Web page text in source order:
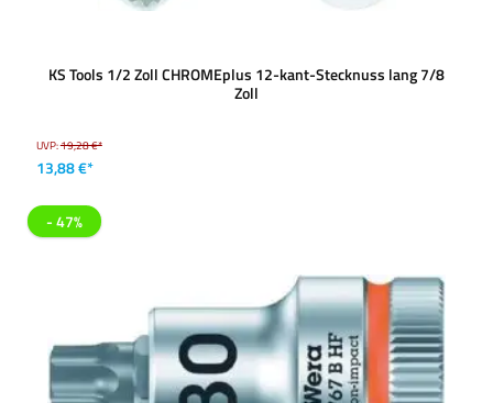
KS Tools 1/2 Zoll CHROMEplus 12-kant-Stecknuss lang 7/8
Zoll
UVP:19,28 €*
13,88 €*
- 47%